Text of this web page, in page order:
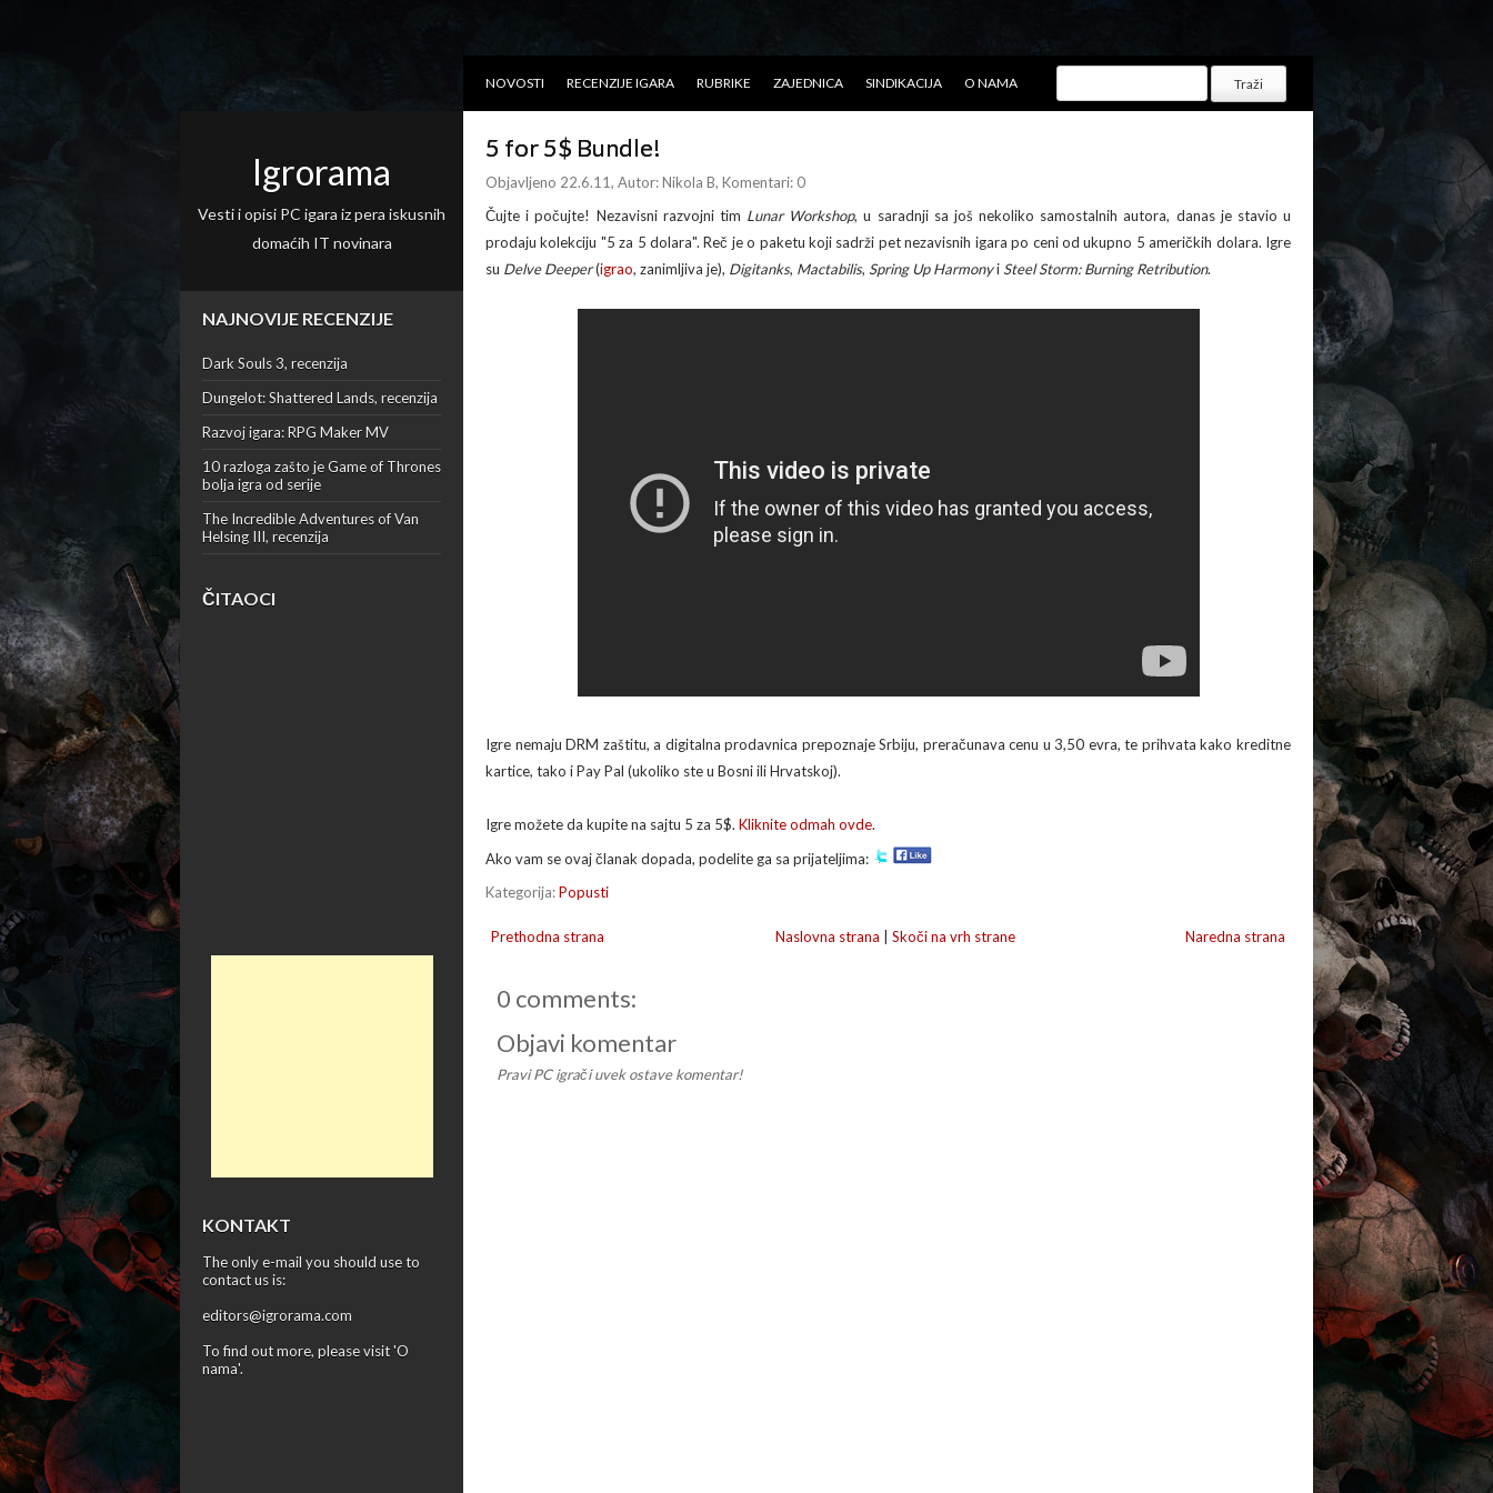
NOVOSTI RECENZIJE IGARA RUBRIKE ZAJEDNICA SINDIKACIJA O NAMA
Igrorama
Vesti i opisi PC igara iz pera iskusnih
domaćih IT novinara
NAJNOVIJE RECENZIJE
Dark Souls 3, recenzija
Dungelot: Shattered Lands, recenzija
Razvoj igara: RPG Maker MV
10 razloga zašto je Game of Thrones
bolja igra od serije
The Incredible Adventures of Van
Helsing III, recenzija
ČITAOCI
KONTAKT
The only e-mail you should use to
contact us is:
editors@igrorama.com
To find out more, please visit 'O
nama'.
5 for 5$ Bundle!
Objavljeno 22.6.11, Autor:Nikola B, Komentari: 0
Čujte i počujte! Nezavisni razvojni tim Lunar Workshop, u saradnji sa još nekoliko samostalnih autora, danas je stavio u
prodaju kolekciju "5 za 5 dolara". Reč je o paketu koji sadrži pet nezavisnih igara po ceni od ukupno 5 američkih dolara. Igre
su Delve Deeper(igrao, zanimljiva je), Digitanks, Mactabilis, Spring Up Harmonyi Steel Storm: Burning Retribution.
Igre nemaju DRM zaštitu, a digitalna prodavnica prepoznaje Srbiju, preračunava cenu u 3,50 evra, te prihvata kako kreditne
kartice, tako i Pay Pal (ukoliko ste u Bosni ili Hrvatskoj).
Igre možete da kupite na sajtu 5 za 5$. Kliknite odmah ovde.
Ako vam se ovaj članak dopada, podelite ga sa prijateljima:
Kategorija:Popusti
Naredna strana
Prethodna strana Naslovna strana Skoči na vrh strane
0 comments:
Objavi komentar
Pravi PC igrači uvek ostave komentar!